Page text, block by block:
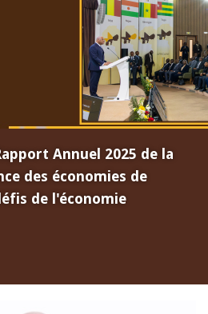
Annuel 2025 de la
des économies de
de l'économie